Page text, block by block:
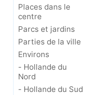
Places dans le
centre
Parcs et jardins
Parties de la ville
Environs
- Hollande du
Nord
- Hollande du Sud